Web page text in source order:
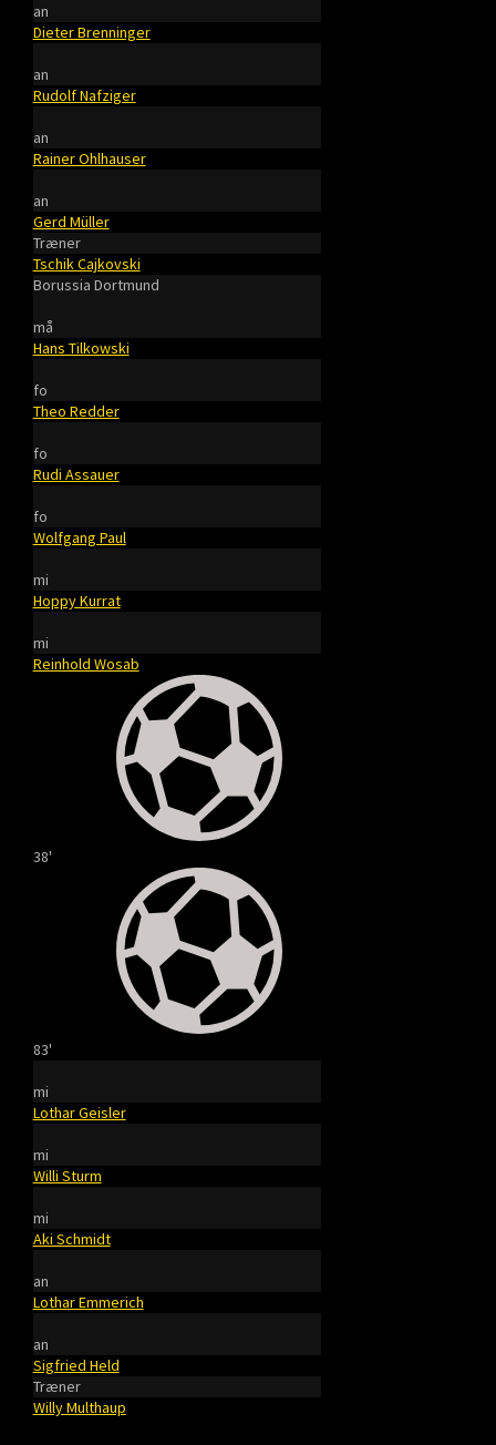
an
Dieter Brenninger
an
Rudolf Nafziger
an
Rainer Ohlhauser
an
Gerd Müller
Træner
Tschik Cajkovski
Borussia Dortmund
må
Hans Tilkowski
fo
Theo Redder
fo
Rudi Assauer
fo
Wolfgang Paul
mi
Hoppy Kurrat
mi
Reinhold Wosab
38'
83'
mi
Lothar Geisler
mi
Willi Sturm
mi
Aki Schmidt
an
Lothar Emmerich
an
Sigfried Held
Træner
Willy Multhaup